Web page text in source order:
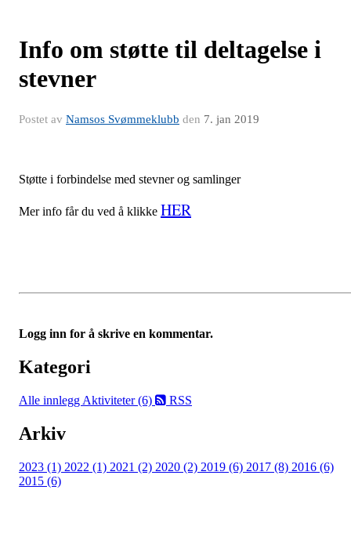
Info om støtte til deltagelse i
stevner
Postet av Namsos Svømmeklubb den 7. jan 2019
Støtte i forbindelse med stevner og samlinger
Mer info får du ved å klikke HER
Logg inn for å skrive en kommentar.
Kategori
Alle innlegg Aktiviteter (6) RSS
Arkiv
2023 (1) 2022 (1) 2021 (2) 2020 (2) 2019 (6) 2017 (8) 2016 (6)
2015 (6)